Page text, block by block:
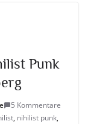
Punk
5 Kommentare
, nihilist punk,